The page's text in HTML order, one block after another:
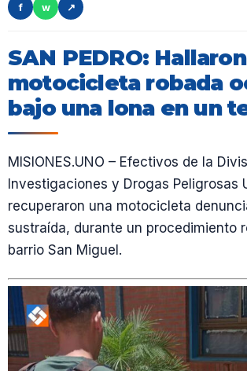
f
w ↗
SAN PEDRO:
motocicleta robada
bajo una lona en un
MISIONES.UNO – Efectivos de la
Investigaciones y Drogas Peligrosas
recuperaron una motocicleta
sustraída, durante un procedimiento
barrio San Miguel.